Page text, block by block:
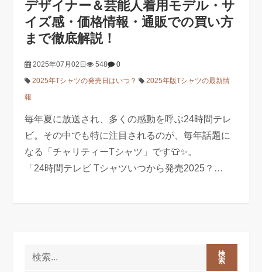
デザイナー＆芸能人着用モデル・サ
イズ感・価格情報・通販での買い方
まで徹底解説！
2025年07月02日 548
0
2025年Tシャツの発売日はいつ？
2025年版Tシャツの最新情
報
毎年夏に放送され、多くの感動を呼ぶ24時間テレ
ビ。その中でも特に注目されるのが、毎年話題に
なる「チャリティーTシャツ」です👕✨。
「24時間テレビ Tシャツいつから発売2025？…
検
索